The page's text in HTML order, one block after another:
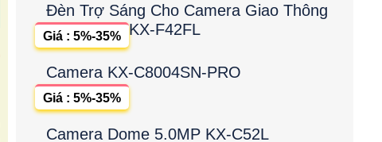
Đèn Trợ Sáng Cho Camera Giao Thông
KX-F42FL
Giá : 5%-35%
Camera KX-C8004SN-PRO
Giá : 5%-35%
Camera Dome 5.0MP KX-C52L